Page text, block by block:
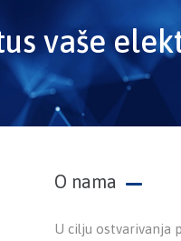
vaše
O nama
U cilju ostvarivanja